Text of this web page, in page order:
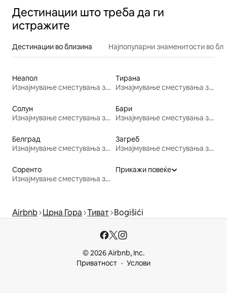
Дестинации што треба да ги
истражите
Дестинации во близина Најпопуларни знаменитости во
Неапол
Изнајмување сместувања за одмор
Тирана
Изнајмување сместувања за одмор
Солун
Изнајмување сместувања за одмор
Бари
Изнајмување сместувања за одмор
Белград
Изнајмување сместувања за одмор
Загреб
Изнајмување сместувања за одмор
Соренто
Изнајмување сместувања за одмор
Прикажи повеќе
Airbnb Црна Гора Тиват Bogišići
© 2026 Airbnb, Inc.
Приватност
Услови